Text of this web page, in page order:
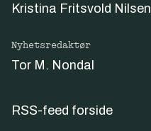
Kristina Fritsvold Nilsen
Nyhetsredaktør
Tor M. Nondal
RSS-feed forside